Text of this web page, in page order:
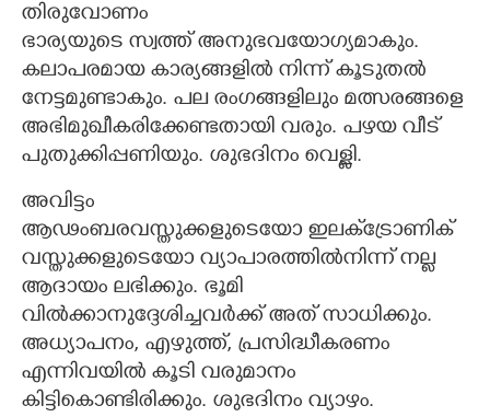
തിരുവോണം
ഭാര്യയുടെ സ്വത്ത് അനുഭവയോഗ്യമാകും.
കലാപരമായ കാര്യങ്ങളിൽ നിന്ന് കൂടുതൽ
നേട്ടമുണ്ടാകും. പല രംഗങ്ങളിലും മത്സരങ്ങളെ
അഭിമുഖീകരിക്കേണ്ടതായി വരും. പഴയ വീട്
പുതുക്കിപ്പണിയും. ശുഭദിനം വെള്ളി.
അവിട്ടം
ആഢംബരവസ്തുക്കളുടെയോ ഇലക്‌ട്രോണിക്
വസ്തുക്കളുടെയോ വ്യാപാരത്തിൽനിന്ന് നല്ല
ആദായം ലഭിക്കും. ഭൂമി
വിൽക്കാനുദ്ദേശിച്ചവർക്ക് അത് സാധിക്കും.
അധ്യാപനം, എഴുത്ത്, പ്രസിദ്ധീകരണം
എന്നിവയിൽ കൂടി വരുമാനം
കിട്ടികൊണ്ടിരിക്കും. ശുഭദിനം വ്യാഴം.
×
Share this link
Copy Link